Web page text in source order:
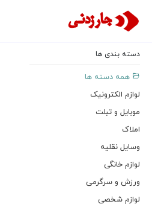
دسته بندی ها
همه دسته ها
لوازم الکترونیک
موبایل و تبلت
املاک
وسایل نقلیه
لوازم خانگی
ورزش و سرگرمی
لوازم شخصی